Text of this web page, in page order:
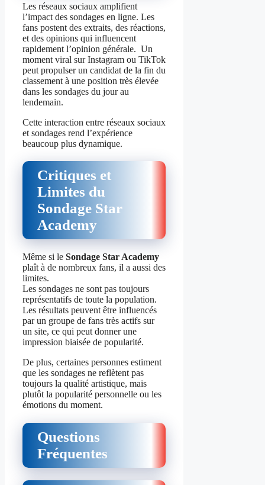
Les réseaux sociaux amplifient
l’impact des sondages en ligne. Les
fans postent des extraits, des réactions,
et des opinions qui influencent
rapidement l’opinion générale. Un
moment viral sur Instagram ou TikTok
peut propulser un candidat de la fin du
classement à une position très élevée
dans les sondages du jour au
lendemain.
Cette interaction entre réseaux sociaux
et sondages rend l’expérience
beaucoup plus dynamique.
Critiques et
Limites du
Sondage Star
Academy
Même si le Sondage Star Academy
plaît à de nombreux fans, il a aussi des
limites.
Les sondages ne sont pas toujours
représentatifs de toute la population.
Les résultats peuvent être influencés
par un groupe de fans très actifs sur
un site, ce qui peut donner une
impression biaisée de popularité.
De plus, certaines personnes estiment
que les sondages ne reflètent pas
toujours la qualité artistique, mais
plutôt la popularité personnelle ou les
émotions du moment.
Questions
Fréquentes